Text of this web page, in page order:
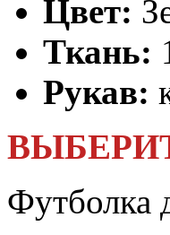
Цвет:
Ткань:
Рукав:
Футболка